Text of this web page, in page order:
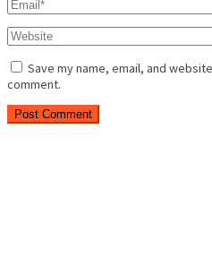
Save my name, email, and
comment.